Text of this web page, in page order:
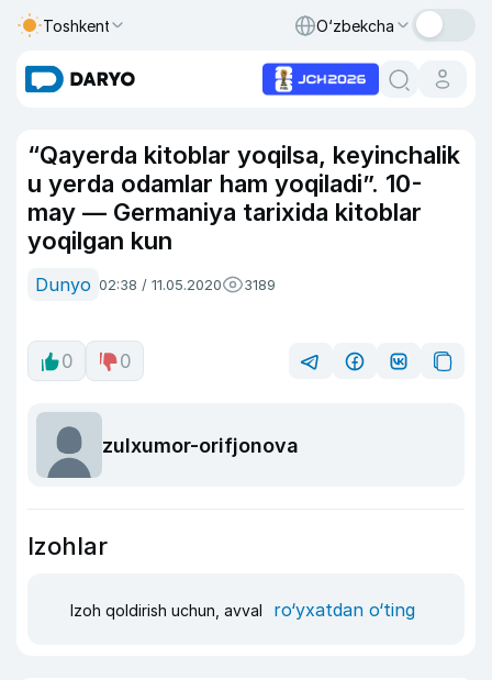
Toshkent O‘zbekcha
“Qayerda kitoblar yoqilsa, keyinchalik
u yerda odamlar ham yoqiladi”. 10-
may — Germaniya tarixida kitoblar
yoqilgan kun
Dunyo 02:38 / 11.05.2020 3189
0 0
zulxumor-orifjonova
Izohlar
Izoh qoldirish uchun, avval ro‘yxatdan o‘ting